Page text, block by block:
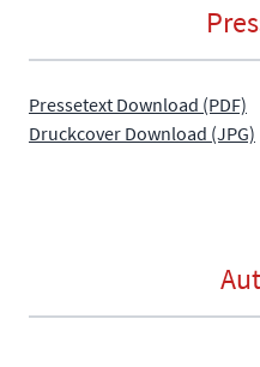
Pressetext Download (PDF)
Druckcover Download (JPG)